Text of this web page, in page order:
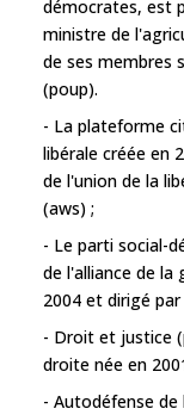
démocrates, est
ministre de
de ses membres
(poup).
- La plateforme
libérale créée en
de l'union de la
(aws) ;
- Le parti social-
de l'alliance de la
2004 et dirigé
- Droit et justice
droite née en
- Autodéfense de